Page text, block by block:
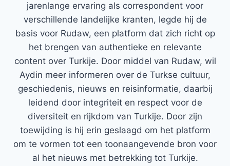
jarenlange ervaring als correspondent voor
verschillende landelijke kranten, legde hij de
basis voor Rudaw, een platform dat zich richt op
het brengen van authentieke en relevante
content over Turkije. Door middel van Rudaw, wil
Aydin meer informeren over de Turkse cultuur,
geschiedenis, nieuws en reisinformatie, daarbij
leidend door integriteit en respect voor de
diversiteit en rijkdom van Turkije. Door zijn
toewijding is hij erin geslaagd om het platform
om te vormen tot een toonaangevende bron voor
al het nieuws met betrekking tot Turkije.